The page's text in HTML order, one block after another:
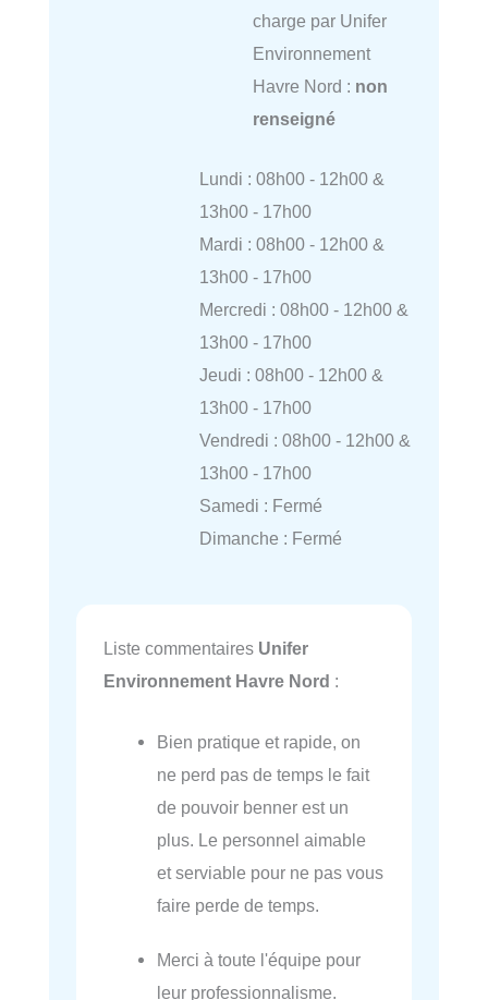
charge par Unifer
Environnement
Havre Nord : non
renseigné
Lundi : 08h00 - 12h00 &
13h00 - 17h00
Mardi : 08h00 - 12h00 &
13h00 - 17h00
Mercredi : 08h00 - 12h00 &
13h00 - 17h00
Jeudi : 08h00 - 12h00 &
13h00 - 17h00
Vendredi : 08h00 - 12h00 &
13h00 - 17h00
Samedi : Fermé
Dimanche : Fermé
Liste commentaires Unifer
Environnement Havre Nord :
Bien pratique et rapide, on
ne perd pas de temps le fait
de pouvoir benner est un
plus. Le personnel aimable
et serviable pour ne pas vous
faire perde de temps.
Merci à toute l'équipe pour
leur professionnalisme.